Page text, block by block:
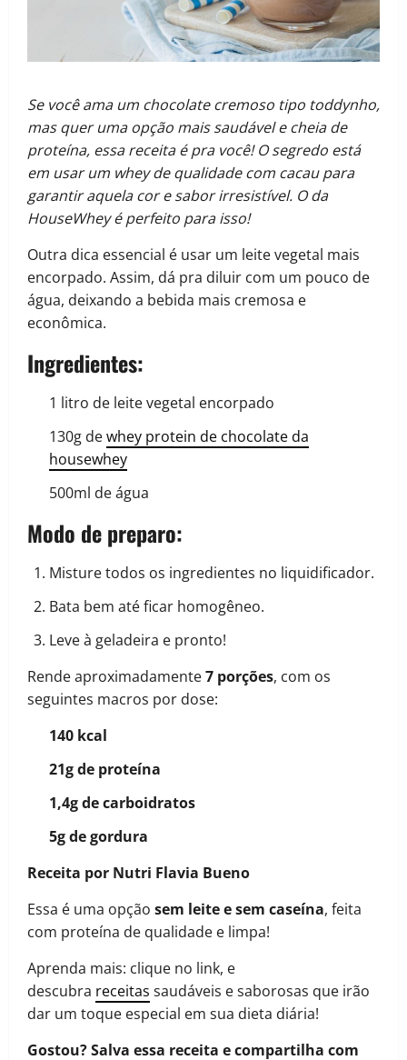
Se você ama um chocolate cremoso tipo toddynho,
mas quer uma opção mais saudável e cheia de
proteína, essa receita é pra você! O segredo está
em usar um whey de qualidade com cacau para
garantir aquela cor e sabor irresistível. O da
HouseWhey é perfeito para isso!
Outra dica essencial é usar um leite vegetal mais
encorpado. Assim, dá pra diluir com um pouco de
água, deixando a bebida mais cremosa e
econômica.
Ingredientes:
1 litro de leite vegetal encorpado
130g dewhey protein de chocolate da
housewhey
500ml de água
Modo de preparo:
Misture todos os ingredientes no liquidificador.
Bata bem até ficar homogêneo.
Leve à geladeira e pronto!
Rende aproximadamente7 porções, com os
seguintes macros por dose:
140 kcal
21g de proteína
1,4g de carboidratos
5g de gordura
Receita por Nutri Flavia Bueno
Essa é uma opção sem leite e sem caseína, feita
com proteína de qualidade e limpa!
Aprenda mais: clique no link, e
descubra receitas saudáveis e saborosas que irão
dar um toque especial em sua dieta diária!
Gostou? Salva essa receita e compartilha com